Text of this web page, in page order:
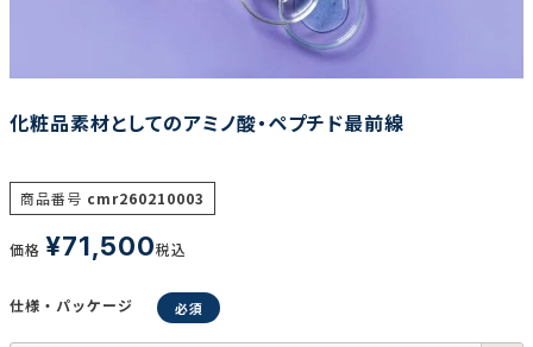
リセット
化粧品素材としてのアミノ酸・ペプチド最前線
商品番号 cmr260210003
価格 ¥71,500税込
仕様・パッケージ